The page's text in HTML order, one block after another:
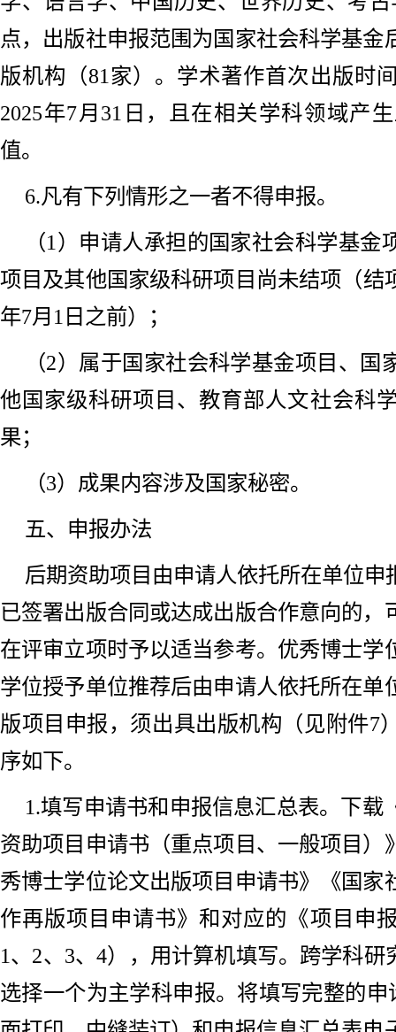
点，出版社申报范围为国家社会科学基金
版机构（81家）。学术著作首次出版时
2025年7月31日，且在相关学科领域产
值。
6.凡有下列情形之一者不得申报。
（1）申请人承担的国家社会科学基
项目及其他国家级科研项目尚未结项（结
年7月1日之前）；
（2）属于国家社会科学基金项目、
他国家级科研项目、教育部人文社会科
果；
（3）成果内容涉及国家秘密。
五、申报办法
后期资助项目由申请人依托所在单位申
已签署出版合同或达成出版合作意向的，
在评审立项时予以适当参考。优秀博士学
学位授予单位推荐后由申请人依托所在单
版项目申报，须出具出版机构（见附件7
序如下。
1.填写申请书和申报信息汇总表。下载
资助项目申请书（重点项目、一般项目）
秀博士学位论文出版项目申请书》《国家
作再版项目申请书》和对应的《项目申
1、2、3、4），用计算机填写。跨学科研
选择一个为主学科申报。将填写完整的